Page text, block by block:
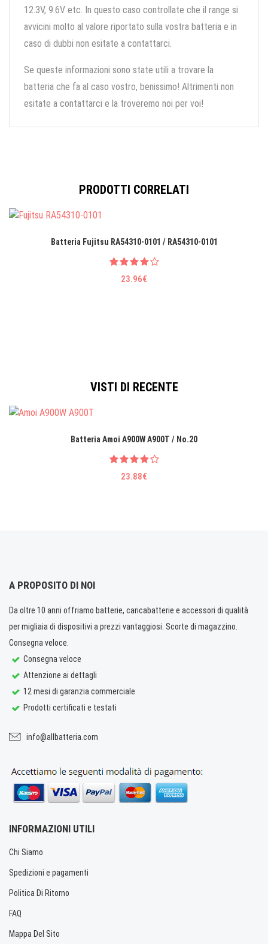
12.3V, 9.6V etc. In questo caso controllate che il range si
avvicini molto al valore riportato sulla vostra batteria e in
caso di dubbi non esitate a contattarci.
Se queste informazioni sono state utili a trovare la
batteria che fa al caso vostro, benissimo! Altrimenti non
esitate a contattarci e la troveremo noi per voi!
PRODOTTI CORRELATI
Batteria Fujitsu RA54310-0101 / RA54310-0101
23.96€
VISTI DI RECENTE
Batteria Amoi A900W A900T / No.20
23.88€
A PROPOSITO DI NOI
Da oltre 10 anni offriamo batterie, caricabatterie e accessori di qualità
per migliaia di dispositivi a prezzi vantaggiosi. Scorte di magazzino.
Consegna veloce.
Consegna veloce
Attenzione ai dettagli
12 mesi di garanzia commerciale
Prodotti certificati e testati
info@allbatteria.com
INFORMAZIONI UTILI
Chi Siamo
Spedizioni e pagamenti
Politica Di Ritorno
FAQ
Mappa Del Sito